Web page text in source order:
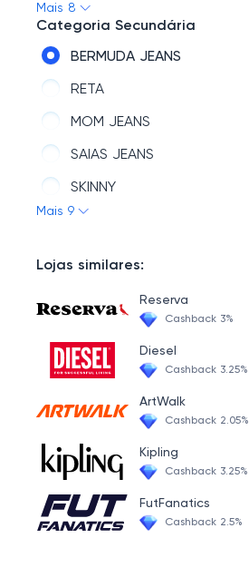
HITS
ROUPAS
SALE
Mais 8
Categoria Secundária
BERMUDA JEANS
RETA
MOM JEANS
SAIAS JEANS
SKINNY
WIDE LEG
Mais 9
Lojas similares:
Reserva
Cashback 3%
Diesel
Cashback 3.25%
ArtWalk
Cashback 2.05%
Kipling
Cashback 3.25%
FutFanatics
Cashback 2.5%